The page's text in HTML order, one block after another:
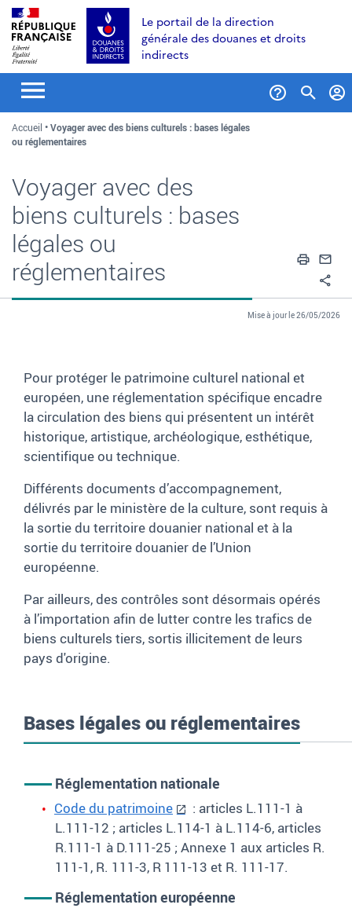
Aller
au
contenu
Aller
recherche
Aller
au
menu
Le portail de la direction
générale des douanes et droits
indirects
Accueil
Voyager avec des biens culturels : bases légales
ou réglementaires
Voyager avec des
biens culturels : bases
légales ou
réglementaires
Mise à jour le 26/05/2026
Pour protéger le patrimoine culturel national et
européen, une réglementation spécifique encadre
la circulation des biens qui présentent un intérêt
historique, artistique, archéologique, esthétique,
scientifique ou technique.
Différents documents d’accompagnement,
délivrés par le ministère de la culture, sont requis à
la sortie du territoire douanier national et à la
sortie du territoire douanier de l’Union
européenne.
Par ailleurs, des contrôles sont désormais opérés
à l’importation afin de lutter contre les trafics de
biens culturels tiers, sortis illicitement de leurs
pays d'origine.
Bases légales ou réglementaires
Réglementation nationale
Code du patrimoine
: articles L.111-1 à
L.111-12 ; articles L.114-1 à L.114-6, articles
R.111-1 à D.111-25 ; Annexe 1 aux articles R.
111-1, R. 111-3, R 111-13 et R. 111-17.
Réglementation européenne